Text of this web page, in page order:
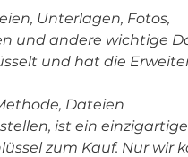
Unterlagen, Fotos,
und andere wichtige
und hat die
Dateien
ist ein
zum Kauf. Nur wir